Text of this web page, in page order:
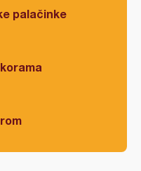
palačinke